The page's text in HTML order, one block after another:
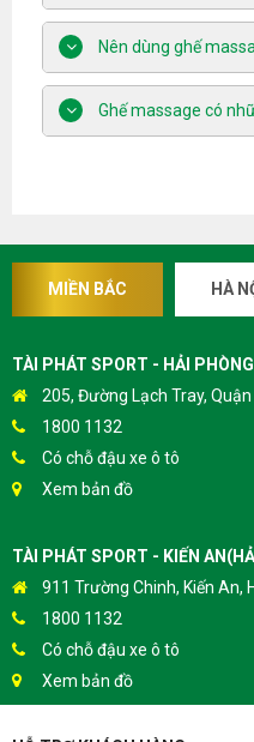
Nên dùng ghế
Ghế massage có
MIỀN BẮC HÀ
TÀI PHÁT SPORT - HẢI PHÒNG
205, Đường Lạch Tray,
1800 1132
Có chỗ đậu xe ô tô
Xem bản đồ
TÀI PHÁT SPORT - KIẾN
911 Trường Chinh, Kiến An,
1800 1132
Có chỗ đậu xe ô tô
Xem bản đồ